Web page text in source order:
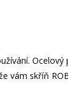
vám skříň